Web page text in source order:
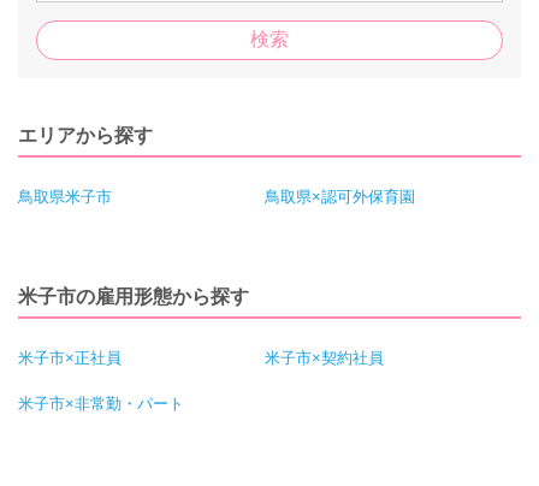
エリアから探す
鳥取県米子市 鳥取県×認可外保育園
米子市の雇用形態から探す
米子市×正社員 米子市×契約社員
米子市×非常勤・パート